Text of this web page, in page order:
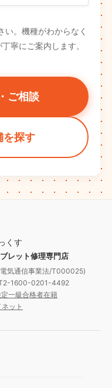
い。機種がわからなく
寧にご案内します。
ご相談
を探す
レット修理専門店
気通信事業法/T000025)
T2-1600-0201-4492
一級合格者在籍
ット